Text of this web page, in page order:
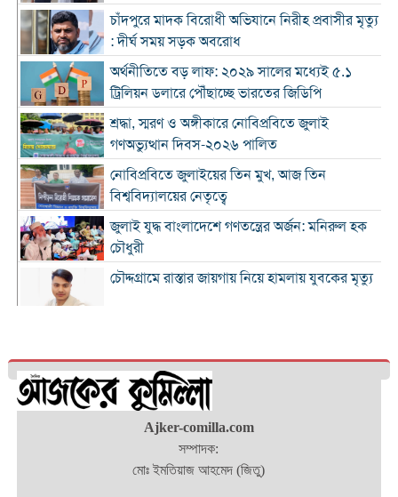
চাঁদপুরে মাদক বিরোধী অভিযানে নিরীহ প্রবাসীর মৃত্যু
: দীর্ঘ সময় সড়ক অবরোধ
অর্থনীতিতে বড় লাফ: ২০২৯ সালের মধ্যেই ৫.১
ট্রিলিয়ন ডলারে পৌঁছাচ্ছে ভারতের জিডিপি
শ্রদ্ধা, স্মরণ ও অঙ্গীকারে নোবিপ্রবিতে জুলাই
গণঅভ্যুত্থান দিবস-২০২৬ পালিত
নোবিপ্রবিতে জুলাইয়ের তিন মুখ, আজ তিন
বিশ্ববিদ্যালয়ের নেতৃত্বে
জুলাই যুদ্ধ বাংলাদেশে গণতন্ত্রের অর্জন: মনিরুল হক
চৌধুরী
চৌদ্দগ্রামে রাস্তার জায়গায় নিয়ে হামলায় যুবকের মৃত্যু
কুমিল্লায় শ্বশুরবাড়িতে নাস্তা না দেওয়া নিয়ে বিরোধ,
অন্তঃসত্ত্বা মেয়ের বাবাকে হত্যার অভিযোগ
চৌদ্দগ্রামে জুলাই গণঅভ্যুত্থান দিবসে আলোচনা সভা
ও জুলাই যোদ্ধাদের সংবর্ধনা
‘জুলাই ২০২৪-এর আত্মত্যাগ এবং আমাদের নাগরিক
Ajker-comilla.com
সম্পাদক:
মোঃ ইমতিয়াজ আহমেদ (জিতু)